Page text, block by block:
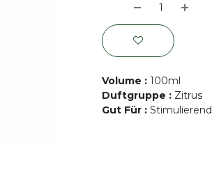
Volume : 100ml
Duftgruppe : Zitrus
Gut Für :